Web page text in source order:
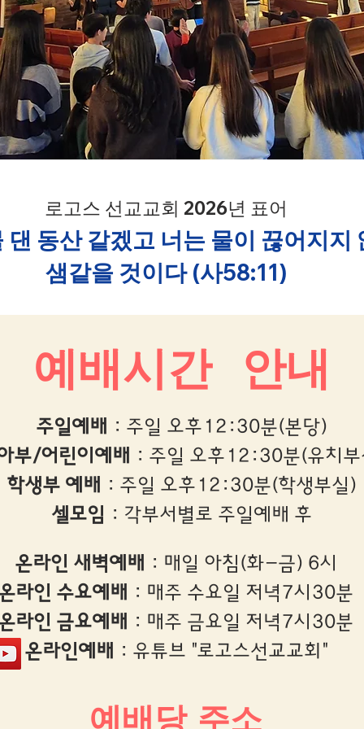
로고스 선교교회 2026년 표어
댄 동산 같겠고 너는 물이 끊어지지
샘같을 것이다 (사58:11)
​예배시간 안내
주일예배
: 주일 오후12:30분(본당)
부/어린이예배
: 주일 오후12:30분(유치부
학생부 예배
: 주일 오후12:30분(학생부실)
​셀모임 : 각부서별로 주일예배 후
온라인 새벽예배
: 매일 아침(화-금) 6시
라인 수요예배
: 매주 수요일 저녁7시30분
라인 금요예배
: 매주 금요일 저녁7시30분
​온라인예배
: 유튜브 "로고스선교교회"
예배당 주소